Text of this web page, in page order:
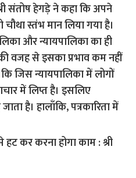
संतोष हेगड़े ने कहा कि अपने
स्तंभ मान लिया गया है।
और न्यायपालिका का ही
वजह से इसका प्रभाव कम नहीं
जिस न्यायपालिका में लोगों
में लिप्त है। इसलिए
है। हालाँकि, पत्रकारिता में